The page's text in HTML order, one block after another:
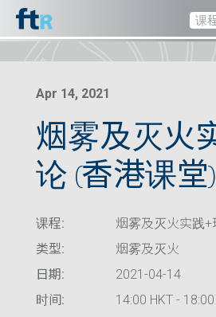
课
Apr 14, 2021
烟雾及灭火
论 (香港课堂)
课程:
烟雾及灭火实践
类型:
烟雾及灭火
日期:
2021-04-14
时间:
14:00 HKT -